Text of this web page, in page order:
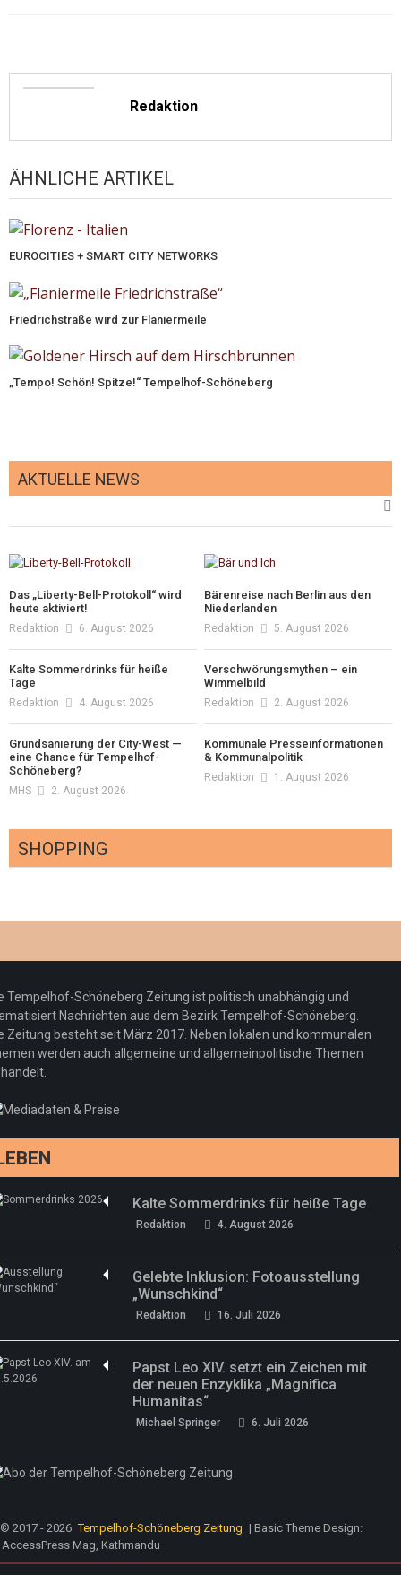
Redaktion
ÄHNLICHE ARTIKEL
EUROCITIES + SMART CITY NETWORKS
Friedrichstraße wird zur Flaniermeile
„Tempo! Schön! Spitze!“ Tempelhof-Schöneberg
AKTUELLE NEWS
Das „Liberty-Bell-Protokoll“ wird
heute aktiviert!
Redaktion 6. August 2026
Bärenreise nach Berlin aus den
Niederlanden
Redaktion 5. August 2026
Kalte Sommerdrinks für heiße
Tage
Redaktion 4. August 2026
Verschwörungsmythen – ein
Wimmelbild
Redaktion 2. August 2026
Grundsanierung der City-West —
eine Chance für Tempelhof-
Schöneberg?
MHS 2. August 2026
Kommunale Presseinformationen
& Kommunalpolitik
Redaktion 1. August 2026
SHOPPING
Redaktion 23. Juli 2026
Pepe Jeans London mit Summer Sale und
neuer Kollektion
Redaktion 19. Juli 2026
Woher kommt der Honig? – Neue EU-
Regeln gelten 14. Juni
drei neue Specials zur Fußball-WM
Tempelhof-Schöneberg Zeitung ist politisch unabhängig und
Nachrichten aus dem Bezirk Tempelhof-Schöneberg.
Zeitung besteht seit März 2017. Neben lokalen und kommunalen
werden auch allgemeine und allgemeinpolitische Themen
Kalte Sommerdrinks für heiße Tage
Redaktion 4. August 2026
Gelebte Inklusion: Fotoausstellung
„Wunschkind“
Redaktion 16. Juli 2026
Papst Leo XIV. setzt ein Zeichen mit
der neuen Enzyklika „Magnifica
Humanitas“
Michael Springer 6. Juli 2026
© 2017 - 2026 Tempelhof-Schöneberg Zeitung | Basic Theme Design:
AccessPress Mag, Kathmandu